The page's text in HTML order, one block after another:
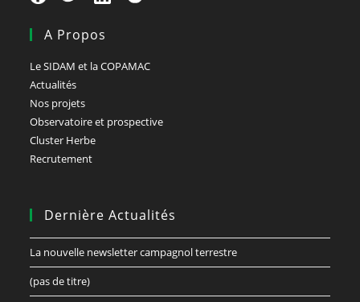
A Propos
Le SIDAM et la COPAMAC
Actualités
Nos projets
Observatoire et prospective
Cluster Herbe
Recrutement
Dernière Actualités
La nouvelle newsletter campagnol terrestre
(pas de titre)